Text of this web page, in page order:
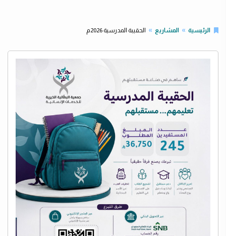
الرئيسية المشاريع الحقيبة المدرسية 2026م